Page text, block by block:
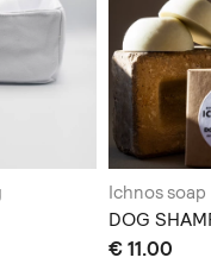
Ichnos soap
DOG
€ 11.00